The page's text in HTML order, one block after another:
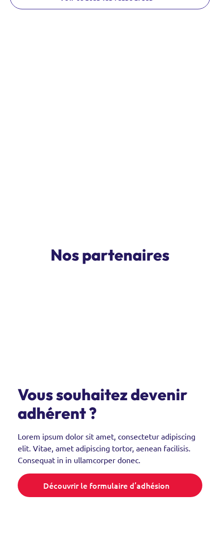
Nos partenaires
Vous souhaitez devenir
adhérent ?
Lorem ipsum dolor sit amet, consectetur adipiscing
elit. Vitae, amet adipiscing tortor, aenean facilisis.
Consequat in in ullamcorper donec.
Découvrir le formulaire d’adhésion